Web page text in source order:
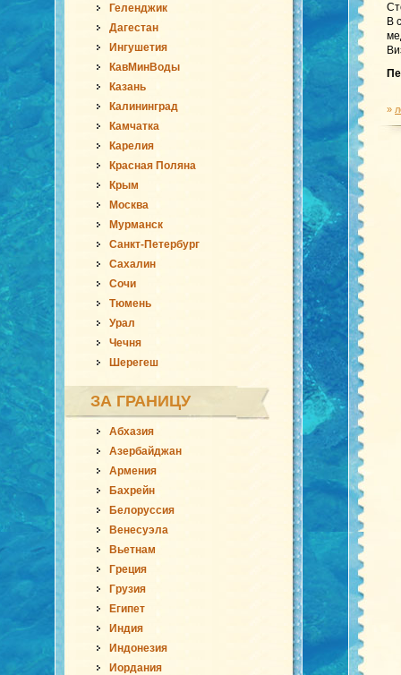
Геленджик
Дагестан
Ингушетия
КавМинВоды
Казань
Калининград
Камчатка
Карелия
Красная Поляна
Крым
Москва
Мурманск
Санкт-Петербург
Сахалин
Сочи
Тюмень
Урал
Чечня
Шерегеш
ЗА ГРАНИЦУ
Абхазия
Азербайджан
Армения
Бахрейн
Белоруссия
Венесуэла
Вьетнам
Греция
Грузия
Египет
Индия
Индонезия
Иордания
В
»